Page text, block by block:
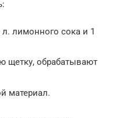
лимонного сока и 1
щетку, обрабатывают
материал.